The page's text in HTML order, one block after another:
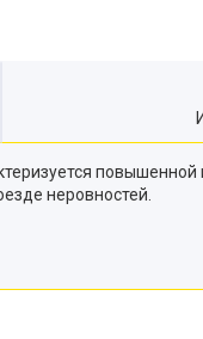
неровностей.